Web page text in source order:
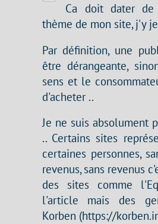
Ca doit dater
thème de mon site, j'y
Par définition, une
être dérangeante,
sens et le
d'acheter ..
Je ne suis absolument
.. Certains sites
certaines personnes,
revenus, sans revenus
des sites comme
l'article mais des
Korben (https://